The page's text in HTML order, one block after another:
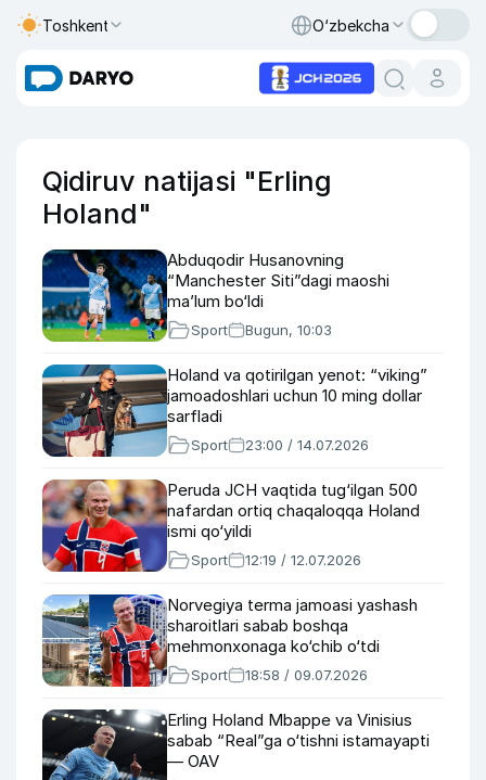
Toshkent O‘zbekcha
Qidiruv natijasi "Erling
Holand"
Abduqodir Husanovning
“Manchester Siti”dagi maoshi
ma’lum bo‘ldi
Sport Bugun, 10:03
Holand va qotirilgan yenot: “viking”
jamoadoshlari uchun 10 ming dollar
sarfladi
Sport 23:00 / 14.07.2026
Peruda JCH vaqtida tug‘ilgan 500
nafardan ortiq chaqaloqqa Holand
ismi qo‘yildi
Sport 12:19 / 12.07.2026
Norvegiya terma jamoasi yashash
sharoitlari sabab boshqa
mehmonxonaga ko‘chib o‘tdi
Sport 18:58 / 09.07.2026
Erling Holand Mbappe va Vinisius
sabab “Real”ga o‘tishni istamayapti
— OAV